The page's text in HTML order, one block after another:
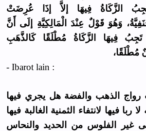
الزَّكَاةُ فِيهَا إلاَّ إذَا عُرِضَتْ
وَهُوَ قَوْلٌ عِنْدَ الْمَالِكِيَّةِ إلَى أَنَّ
تَجِبُ فِيهَا الزَّكَاةُ مُطْلَقًا كَالذَّهَبِ
مُطْلَقًا،
- Ibarot lain :
رواج الذهب والفضة هل يجري فيها
ربا فيها لانتفاء الثمنية الغالبة فيها
غير الفلوس من الحديد والنحاس